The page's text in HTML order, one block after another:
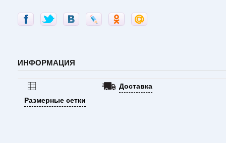
ИНФОРМАЦИЯ
Размерные сетки
Доставка